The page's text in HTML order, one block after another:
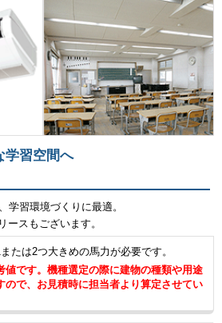
学習空間へ
学習環境づくりに最適。
ースもございます。
たは2つ大きめの馬力が必要です。
値です。機種選定の際に建物の種類や用途
ので、お見積時に担当者より算定させてい